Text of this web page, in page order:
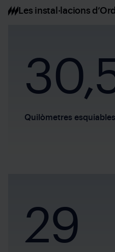
Les instal·lacions
Quilòmetres esquiables
29